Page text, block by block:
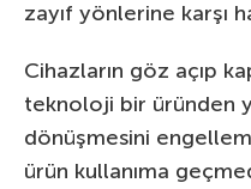
zayıf yönlerine karşı
Cihazların göz açıp
teknoloji bir üründen
dönüşmesini
ürün kullanıma